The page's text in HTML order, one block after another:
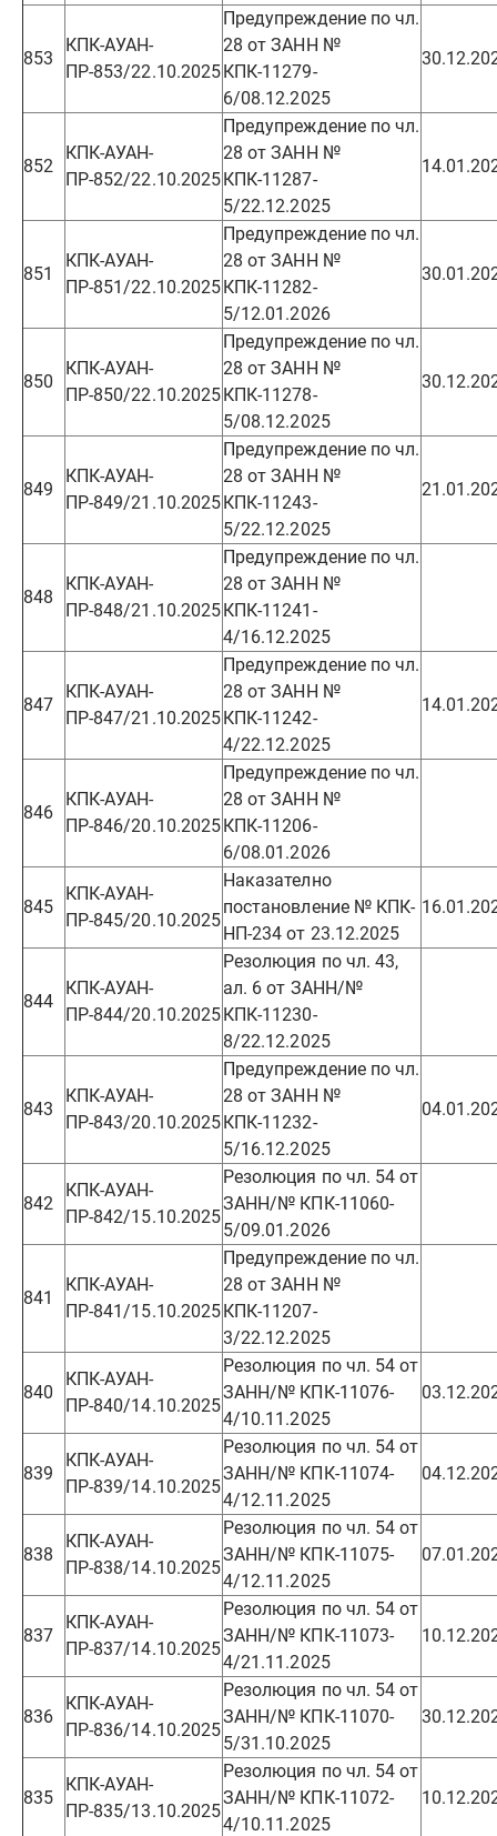
853
КПК-АУАН-
ПР-853/22.10.2025
Предупреждение по чл.
28 от ЗАНН №
КПК-11279-
6/08.12.2025
852
КПК-АУАН-
ПР-852/22.10.2025
Предупреждение по чл.
28 от ЗАНН №
КПК-11287-
5/22.12.2025
851
КПК-АУАН-
ПР-851/22.10.2025
Предупреждение по чл.
28 от ЗАНН №
КПК-11282-
5/12.01.2026
850
КПК-АУАН-
ПР-850/22.10.2025
Предупреждение по чл.
28 от ЗАНН №
КПК-11278-
5/08.12.2025
849
КПК-АУАН-
ПР-849/21.10.2025
Предупреждение по чл.
28 от ЗАНН №
КПК-11243-
5/22.12.2025
848
КПК-АУАН-
ПР-848/21.10.2025
Предупреждение по чл.
28 от ЗАНН №
КПК-11241-
4/16.12.2025
847
КПК-АУАН-
ПР-847/21.10.2025
Предупреждение по чл.
28 от ЗАНН №
КПК-11242-
4/22.12.2025
846
КПК-АУАН-
ПР-846/20.10.2025
Предупреждение по чл.
28 от ЗАНН №
КПК-11206-
6/08.01.2026
845
КПК-АУАН-
ПР-845/20.10.2025
Наказателно
постановление № КПК-
НП-234 от 23.12.2025
844
КПК-АУАН-
ПР-844/20.10.2025
Резолюция по чл. 43,
ал. 6 от ЗАНН/№
КПК-11230-
8/22.12.2025
843
КПК-АУАН-
ПР-843/20.10.2025
Предупреждение по чл.
28 от ЗАНН №
КПК-11232-
5/16.12.2025
842
КПК-АУАН-
ПР-842/15.10.2025
Резолюция по чл. 54 от
ЗАНН/№ КПК-11060-
5/09.01.2026
841
КПК-АУАН-
ПР-841/15.10.2025
Предупреждение по чл.
28 от ЗАНН №
КПК-11207-
3/22.12.2025
840
КПК-АУАН-
ПР-840/14.10.2025
Резолюция по чл. 54 от
ЗАНН/№ КПК-11076-
4/10.11.2025
839
КПК-АУАН-
ПР-839/14.10.2025
Резолюция по чл. 54 от
ЗАНН/№ КПК-11074-
4/12.11.2025
838
КПК-АУАН-
ПР-838/14.10.2025
Резолюция по чл. 54 от
ЗАНН/№ КПК-11075-
4/12.11.2025
837
КПК-АУАН-
ПР-837/14.10.2025
Резолюция по чл. 54 от
ЗАНН/№ КПК-11073-
4/21.11.2025
836
КПК-АУАН-
ПР-836/14.10.2025
Резолюция по чл. 54 от
ЗАНН/№ КПК-11070-
5/31.10.2025
835
КПК-АУАН-
ПР-835/13.10.2025
Резолюция по чл. 54 от
ЗАНН/№ КПК-11072-
4/10.11.2025